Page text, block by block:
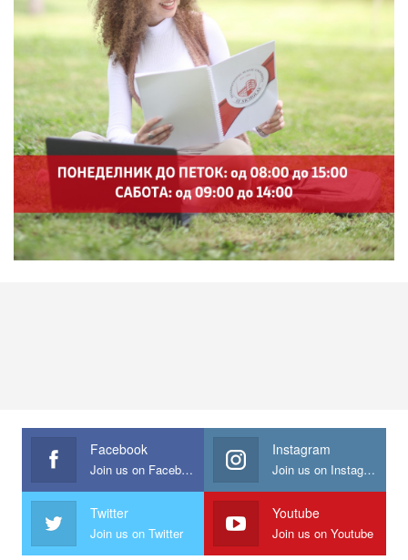
Facebook
Join us on Facebook
Instagram
Join us on Instagram
Twitter
Join us on Twitter
Youtube
Join us on Youtube